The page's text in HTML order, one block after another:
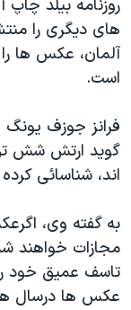
آرشیو پخش زنده
مجموعه مستندهای
تریبونال مردمی آبان
چهل سال
قانون شفافیت
اسرائیل در جنگ
نرگس محمدی
همایش
روزنامه بيلد
های ديگری را
آلمان، عکس ها
است.
گويد ارتش شش تن
اند، شناسائی
به گفته وی،
مجازات خواهند
تاسف عميق خود
عکس ها درسال های ۲۰۰۳ و۲۰۰۴ برداشته